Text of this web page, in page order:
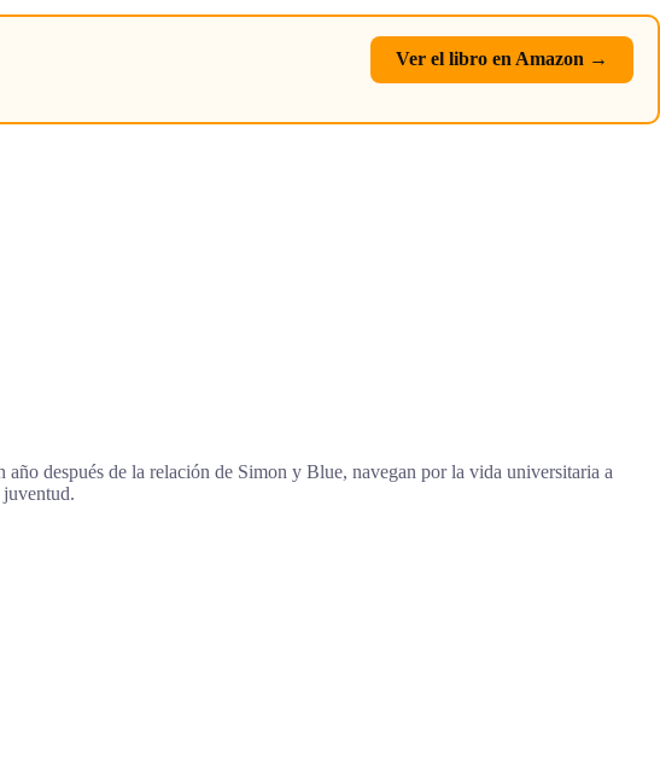
Ver el libro en Amazon →
después de la relación de Simon y Blue, navegan por la vida universitaria a
juventud.